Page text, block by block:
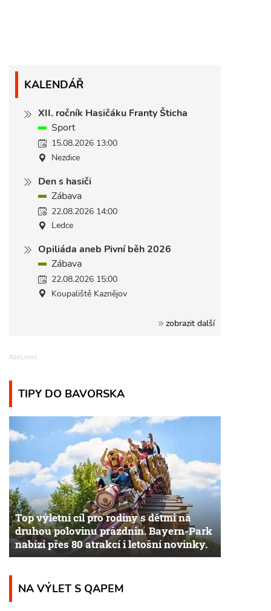
KALENDÁŘ
XII. ročník Hasičáku Franty Šticha
Sport
15.08.2026 13:00
Nezdice
Den s hasiči
Zábava
22.08.2026 14:00
Ledce
Opiliáda aneb Pivní běh 2026
Zábava
22.08.2026 15:00
Koupaliště Kaznějov
zobrazit další
TIPY DO BAVORSKA
Top výletní cíl pro rodiny s dětmi na
druhou polovinu prázdnin. Bayern-Park
nabízí přes 80 atrakcí i letošní novinky.
NA VÝLET S QAPEM